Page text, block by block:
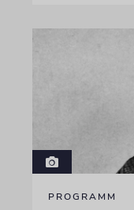
PROGRAMM